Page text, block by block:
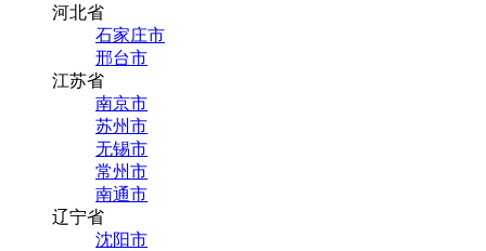
河北省
石家庄市
邢台市
江苏省
南京市
苏州市
无锡市
常州市
南通市
辽宁省
沈阳市